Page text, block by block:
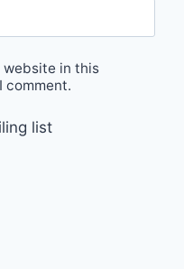
website in this
comment.
list